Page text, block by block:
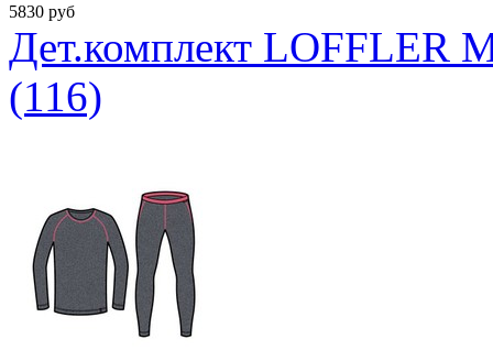
5830 руб
Дет.комплект LOFFLER
(116)